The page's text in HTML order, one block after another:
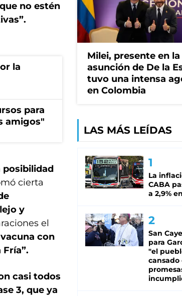
no estén
la
para
amigos"
posibilidad
cierta
y
el
con
casi todos
3, que ya
Milei, presente en la
asunción de De la
tuvo una intensa
en Colombia
LAS MÁS LEÍDAS
La
CABA
a 2,9%
San
para
"el
cansado